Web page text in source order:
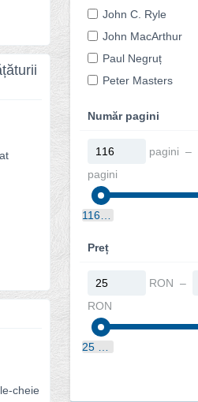
cheie
John C. Ryle
John MacArthur
Paul Negruț
Peter Masters
Sinclair B. Ferguson
Număr pagini
pagini –
pagini
116 pagini
Preț
RON –
RON